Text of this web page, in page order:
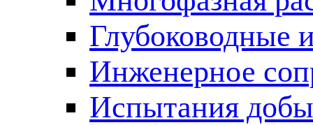
Глубоководные
Инженерное
Испытания